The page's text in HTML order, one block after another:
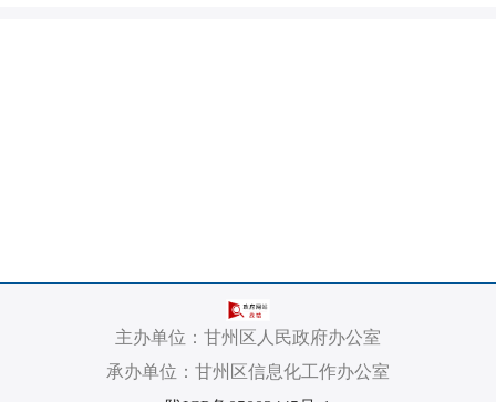
主办单位：甘州区人民政府办公室
承办单位：甘州区信息化工作办公室